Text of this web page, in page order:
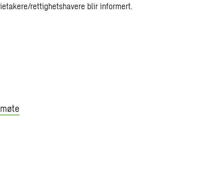
rettighetshavere blir informert.